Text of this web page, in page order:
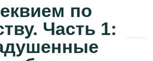
по
Часть 1: